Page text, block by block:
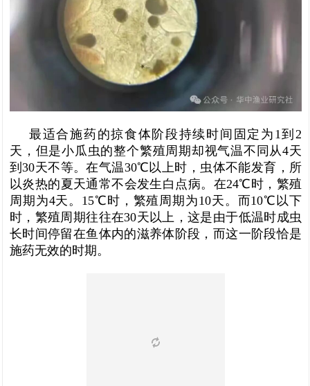
最适合施药的掠食体阶段持续时间固定为1到2
天，但是小瓜虫的整个繁殖周期却视气温不同从4天
到30天不等。在气温30℃以上时，虫体不能发育，所
以炎热的夏天通常不会发生白点病。在24℃时，繁殖
周期为4天。15℃时，繁殖周期为10天。而10℃以下
时，繁殖周期往往在30天以上，这是由于低温时成虫
长时间停留在鱼体内的滋养体阶段，而这一阶段恰是
施药无效的时期。